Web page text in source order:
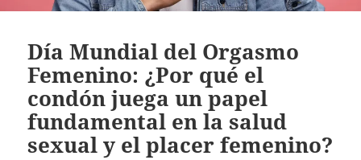
Día Mundial del Orgasmo
Femenino: ¿Por qué el
condón juega un papel
fundamental en la salud
sexual y el placer femenino?